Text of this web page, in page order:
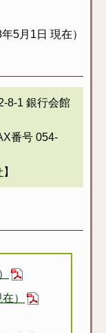
5月1日 現在）
8-1 銀行会館
番号 054-
】
）